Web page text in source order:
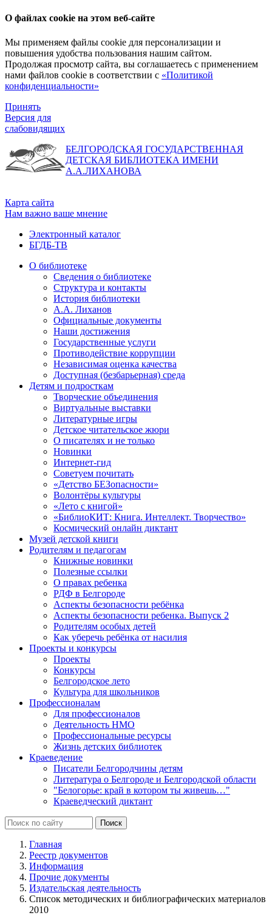
О файлах cookie на этом веб-сайте
Мы применяем файлы cookie для персонализации и
повышения удобства пользования нашим сайтом.
Продолжая просмотр сайта, вы соглашаетесь с применением
нами файлов cookie в соответствии с «Политикой
конфиденциальности»
Принять
Версия для
слабовидящих
БЕЛГОРОДСКАЯ ГОСУДАРСТВЕННАЯ
ДЕТСКАЯ БИБЛИОТЕКА ИМЕНИ
А.А.ЛИХАНОВА
Карта сайта
Нам важно ваше мнение
Электронный каталог
БГДБ-ТВ
О библиотеке
Сведения о библиотеке
Структура и контакты
История библиотеки
А.А. Лиханов
Официальные документы
Наши достижения
Государственные услуги
Противодействие коррупции
Независимая оценка качества
Доступная (безбарьерная) среда
Детям и подросткам
Творческие объединения
Виртуальные выставки
Литературные игры
Детское читательское жюри
О писателях и не только
Новинки
Интернет-гид
Советуем почитать
«Детство БЕЗопасности»
Волонтёры культуры
«Лето с книгой»
«БиблиоКИТ: Книга. Интеллект. Творчество»
Космический онлайн диктант
Музей детской книги
Родителям и педагогам
Книжные новинки
Полезные ссылки
О правах ребенка
РДФ в Белгороде
Аспекты безопасности ребёнка
Аспекты безопасности ребенка. Выпуск 2
Родителям особых детей
Как уберечь ребёнка от насилия
Проекты и конкурсы
Проекты
Конкурсы
Белгородское лето
Культура для школьников
Профессионалам
Для профессионалов
Деятельность НМО
Профессиональные ресурсы
Жизнь детских библиотек
Краеведение
Писатели Белгородчины детям
Литература о Белгороде и Белгородской области
"Белогорье: край в котором ты живешь…"
Краеведческий диктант
Главная
Реестр документов
Информация
Прочие документы
Издательская деятельность
Список методических и библиографических материалов
2010